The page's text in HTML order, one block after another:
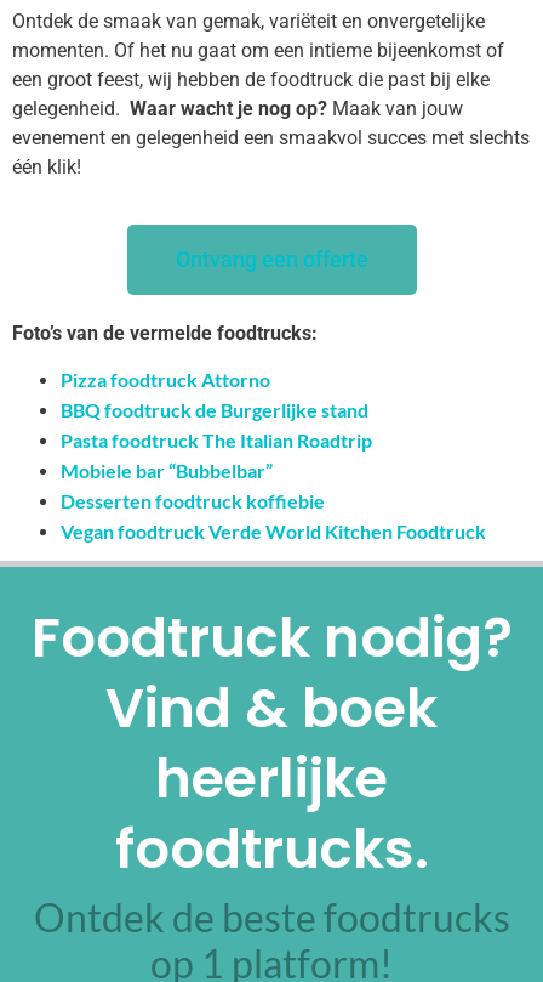
Ontdek de smaak van gemak, variëteit en onvergetelijke
momenten. Of het nu gaat om een intieme bijeenkomst of
een groot feest, wij hebben de foodtruck die past bij elke
gelegenheid. Waar wacht je nog op? Maak van jouw
evenement en gelegenheid een smaakvol succes met slechts
één klik!
Ontvang een offerte
Foto’s van de vermelde foodtrucks:
Pizza foodtruck Attorno
BBQ foodtruck de Burgerlijke stand
Pasta foodtruck The Italian Roadtrip
Mobiele bar “Bubbelbar”
Desserten foodtruck koffiebie
Vegan foodtruck Verde World Kitchen Foodtruck
Foodtruck nodig?
Vind & boek
heerlijke
foodtrucks.
Ontdek de beste foodtrucks
op 1 platform!